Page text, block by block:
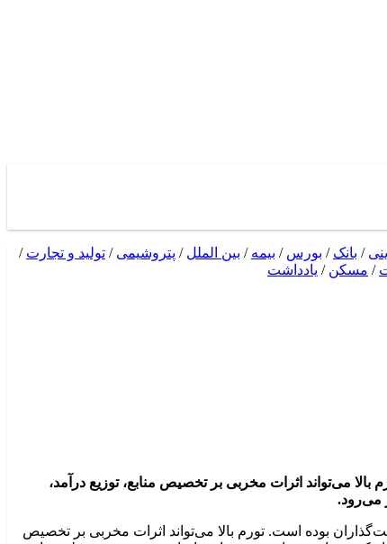
/ بانک / بورس / بیمه / بین الملل / پتروشیمی / تولید و تجارت /
/ مسکن / یادداشت
می‌تواند اثرات مخربی بر تخصیص منابع، توزیع درآمد،
می‌رود.
بوده است. تورم بالا می‌تواند اثرات مخربی بر تخصیص